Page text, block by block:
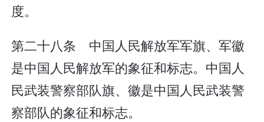
度。
第二十八条 中国人民解放军军旗、军徽
是中国人民解放军的象征和标志。中国人
民武装警察部队旗、徽是中国人民武装警
察部队的象征和标志。